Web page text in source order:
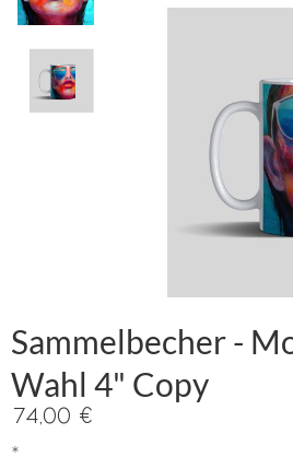
Sammelbecher -
Wahl 4" Copy
74,00 €